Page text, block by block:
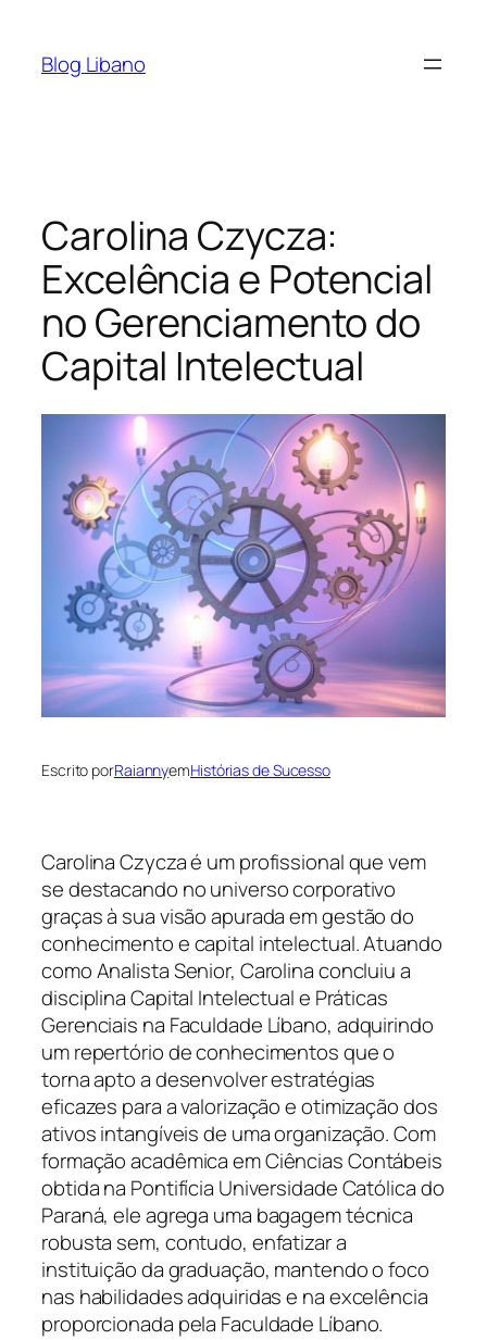
Blog Libano
Carolina Czycza:
Excelência e Potencial
no Gerenciamento do
Capital Intelectual
Escrito porRaiannyemHistórias de Sucesso
Carolina Czycza é um profissional que vem
se destacando no universo corporativo
graças à sua visão apurada em gestão do
conhecimento e capital intelectual. Atuando
como Analista Senior, Carolina concluiu a
disciplina Capital Intelectual e Práticas
Gerenciais na Faculdade Líbano, adquirindo
um repertório de conhecimentos que o
torna apto a desenvolver estratégias
eficazes para a valorização e otimização dos
ativos intangíveis de uma organização. Com
formação acadêmica em Ciências Contábeis
obtida na Pontifícia Universidade Católica do
Paraná, ele agrega uma bagagem técnica
robusta sem, contudo, enfatizar a
instituição da graduação, mantendo o foco
nas habilidades adquiridas e na excelência
proporcionada pela Faculdade Líbano.